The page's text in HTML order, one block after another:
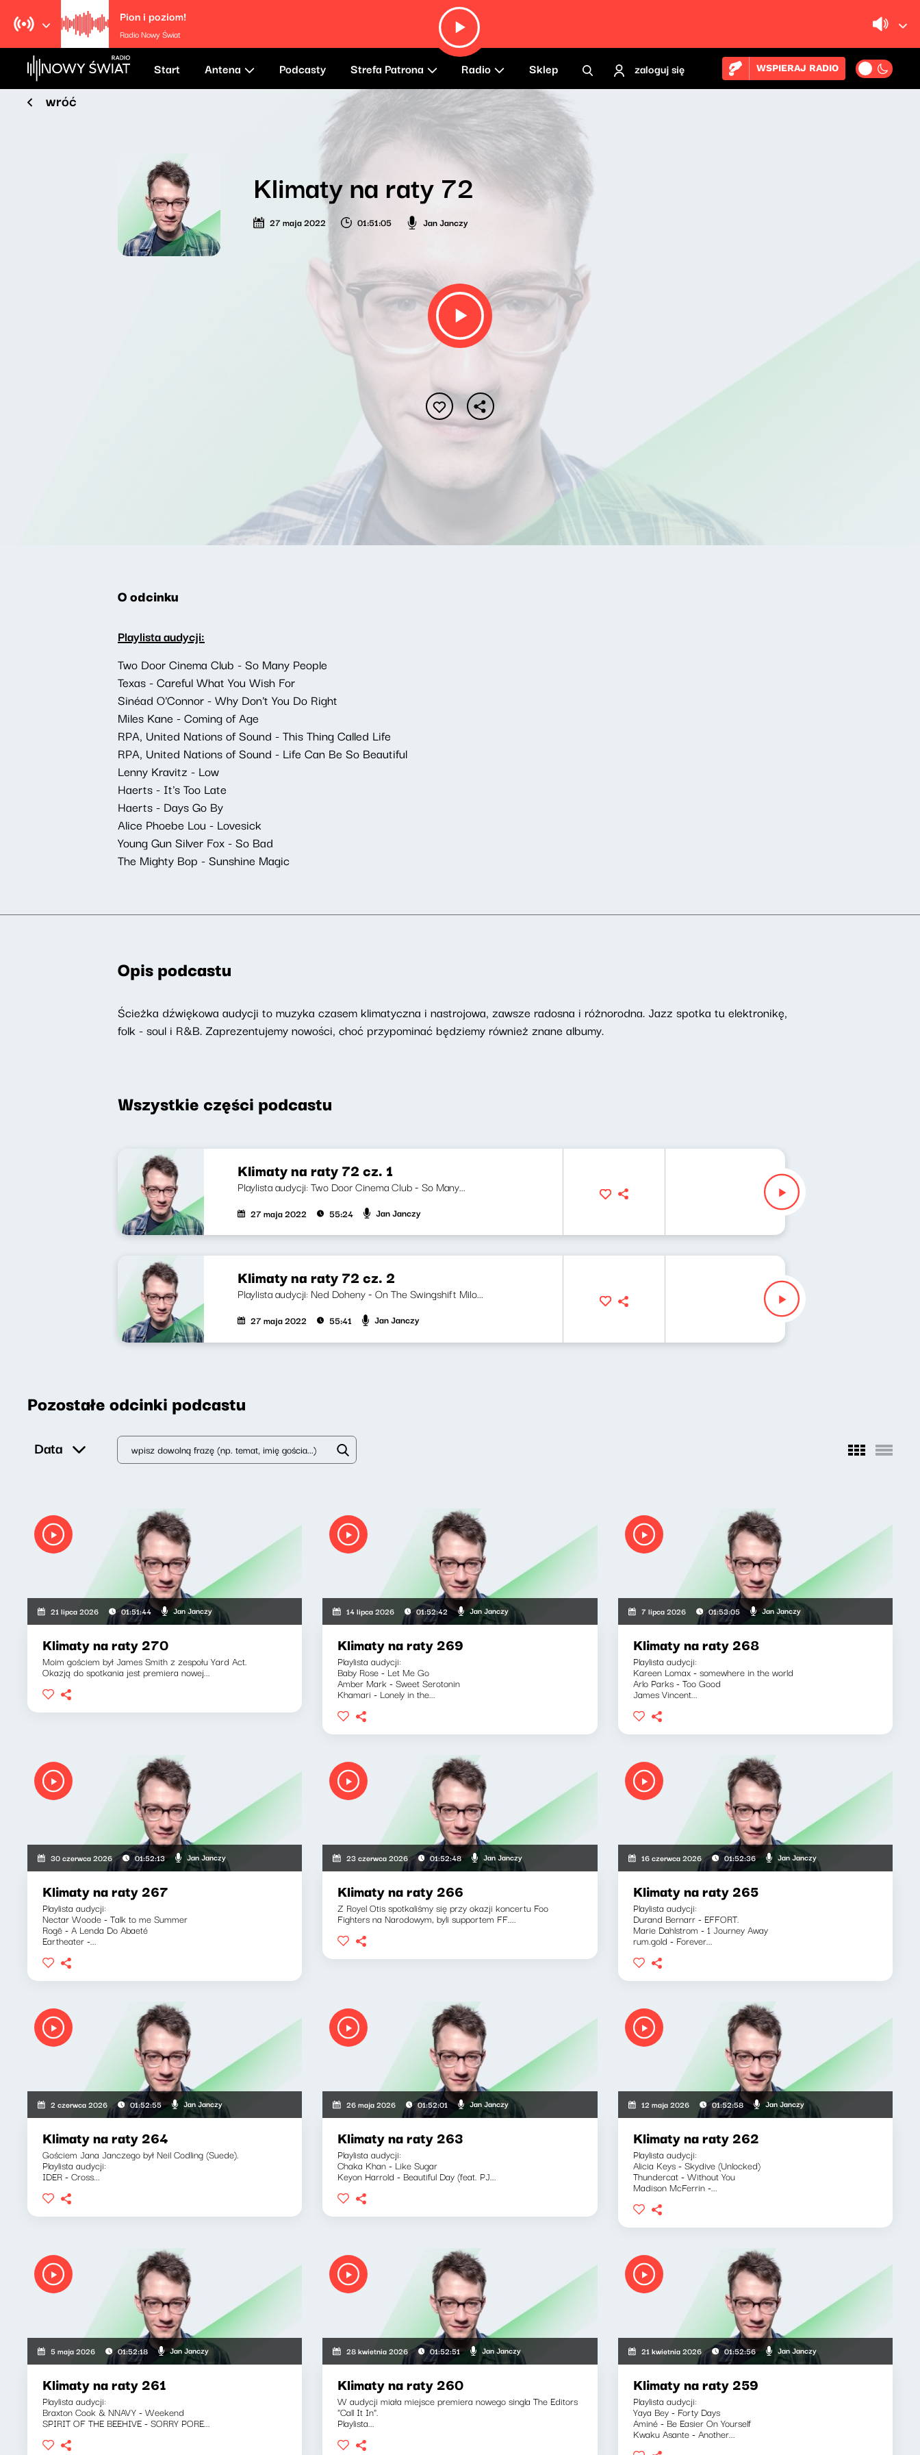
Pion i poziom!
Radio Nowy Świat
Start Antena Podcasty Strefa Patrona Radio Sklep zaloguj się WSPIERAJ RADIO
wróć
Klimaty na raty 72
27 maja 2022 01:51:05 Jan Janczy
O odcinku
Playlista audycji:
Two Door Cinema Club - So Many People
Texas - Careful What You Wish For
Sinéad O'Connor - Why Don't You Do Right
Miles Kane - Coming of Age
RPA, United Nations of Sound - This Thing Called Life
RPA, United Nations of Sound - Life Can Be So Beautiful
Lenny Kravitz - Low
Haerts - It's Too Late
Haerts - Days Go By
Alice Phoebe Lou - Lovesick
Young Gun Silver Fox - So Bad
The Mighty Bop - Sunshine Magic
Opis podcastu
Ścieżka dźwiękowa audycji to muzyka czasem klimatyczna i nastrojowa, zawsze radosna i różnorodna. Jazz spotka tu elektronikę,
folk - soul i R&B. Zaprezentujemy nowości, choć przypominać będziemy również znane albumy.
Wszystkie części podcastu
Klimaty na raty 72 cz. 1
Playlista audycji: Two Door Cinema Club - So Many...
27 maja 2022 55:24 Jan Janczy
Klimaty na raty 72 cz. 2
Playlista audycji: Ned Doheny - On The Swingshift Milo...
27 maja 2022 55:41 Jan Janczy
Pozostałe odcinki podcastu
Data
21 lipca 2026 01:51:44 Jan Janczy
Klimaty na raty 270
Moim gościem był James Smith z zespołu Yard Act.
Okazją do spotkania jest premiera nowej...
14 lipca 2026 01:52:42 Jan Janczy
Klimaty na raty 269
Playlista audycji:
Baby Rose - Let Me Go
Amber Mark - Sweet Serotonin
Khamari - Lonely in the...
7 lipca 2026 01:53:05 Jan Janczy
Klimaty na raty 268
Playlista audycji:
Kareen Lomax - somewhere in the world
Arlo Parks - Too Good
James Vincent...
30 czerwca 2026 01:52:13 Jan Janczy
Klimaty na raty 267
Playlista audycji:
Nectar Woode - Talk to me Summer
Rogê - A Lenda Do Abaeté
Eartheater -...
23 czerwca 2026 01:52:48 Jan Janczy
Klimaty na raty 266
Z Royel Otis spotkaliśmy się przy okazji koncertu Foo
Fighters na Narodowym, byli supportem FF....
16 czerwca 2026 01:52:36 Jan Janczy
Klimaty na raty 265
Playlista audycji:
Durand Bernarr - EFFORT.
Marie Dahlstrom - 1 Journey Away
rum.gold - Forever...
2 czerwca 2026 01:52:55 Jan Janczy
Klimaty na raty 264
Gościem Jana Janczego był Neil Codling (Suede).
Playlista audycji:
IDER - Cross...
26 maja 2026 01:52:01 Jan Janczy
Klimaty na raty 263
Playlista audycji:
Chaka Khan - Like Sugar
Keyon Harrold - Beautiful Day (feat. PJ...
12 maja 2026 01:52:58 Jan Janczy
Klimaty na raty 262
Playlista audycji:
Alicia Keys - Skydive (Unlocked)
Thundercat - Without You
Madison McFerrin -...
5 maja 2026 01:52:18 Jan Janczy
Klimaty na raty 261
Playlista audycji:
Braxton Cook & NNAVY - Weekend
SPIRIT OF THE BEEHIVE - SORRY PORE...
28 kwietnia 2026 01:52:51 Jan Janczy
Klimaty na raty 260
W audycji miała miejsce premiera nowego singla The Editors
"Call It In".
Playlista...
21 kwietnia 2026 01:52:56 Jan Janczy
Klimaty na raty 259
Playlista audycji:
Yaya Bey - Forty Days
Aminé - Be Easier On Yourself
Kwaku Asante - Another...